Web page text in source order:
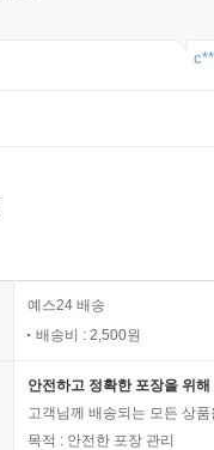
예스24 배송
배송비 : 2,500원
안전하고 정확한 포장을 위
고객님께 배송되는 모든 상
목적 : 안전한 포장 관리